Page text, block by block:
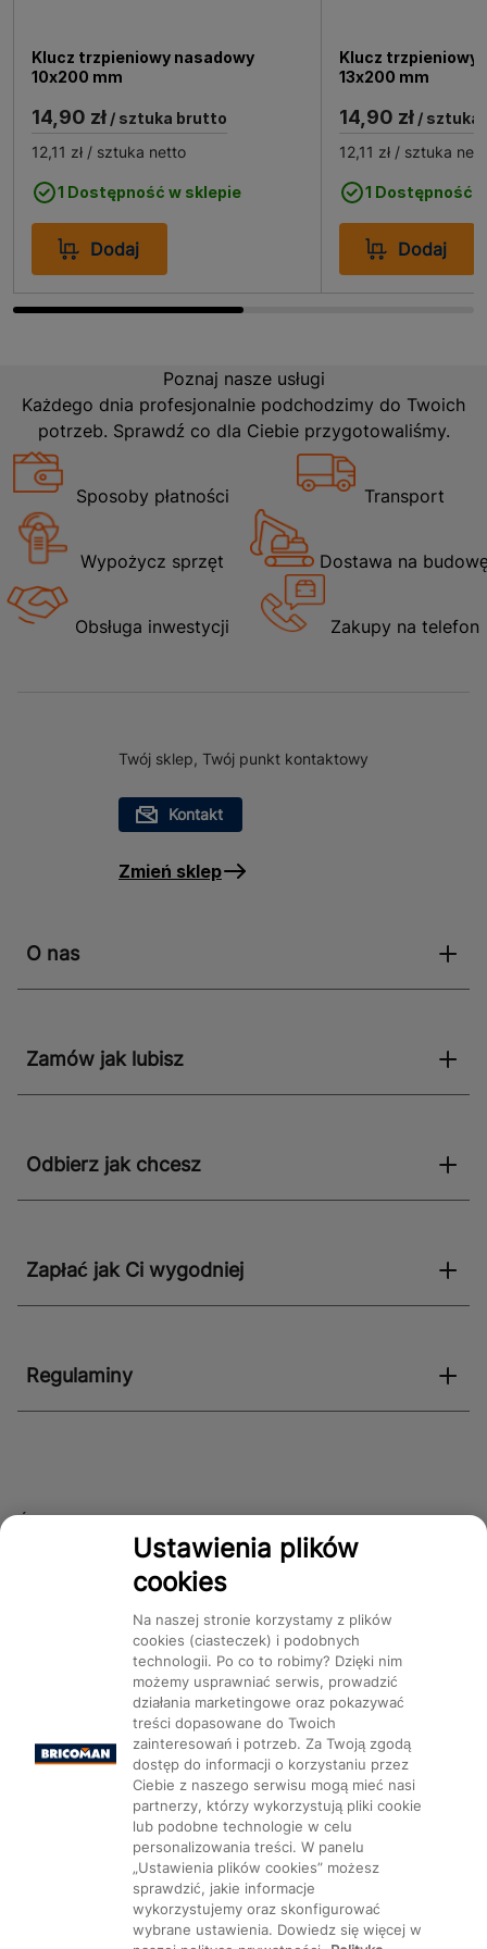
szerokie zastosowanie w wielu dziedzinach. Jest
idealny do prac mechanicznych, takich jak naprawa
samochodów, motocykli czy rowerów. Doskonale
sprawdza się również w pracach montażowych, gdzie
kluczowe. Dzięki swojej wszechstronności klucz ten
jest również chętnie wykorzystywany w domowych
bardziej skomplikowane projekty DIY.
Klucz trzpieniowy nasadowy
10x200 mm
14,90 zł / sztuka brutto
12,11 zł / sztuka netto
1 Dostępność w sklepie
Dodaj
Klucz trzpieniowy
13x200 mm
14,90 zł/ sztuka
12,11 zł/ sztuka
1 Dostępność
Dodaj
Poznaj nasze usługi
Każdego dnia profesjonalnie podchodzimy do Twoich
potrzeb. Sprawdź co dla Ciebie przygotowaliśmy.
Sposoby płatności Transport
Wypożycz sprzęt Dostawa na
Obsługa inwestycji Zakupy na telefon
Twój sklep, Twój punkt kontaktowy
Kontakt
Zmień sklep
O nas
Zamów jak lubisz
Odbierz jak chcesz
Zapłać jak Ci wygodniej
Regulaminy
Śledź nas!
Mapa Strony: Kategorie Produkty Marki CMS
Ustawienia plików cookie
Ustawienia plików
cookies
Na naszej stronie korzystamy z plików
cookies (ciasteczek) i podobnych
technologii. Po co to robimy? Dzięki nim
możemy usprawniać serwis, prowadzić
działania marketingowe oraz pokazywać
treści dopasowane do Twoich
zainteresowań i potrzeb. Za Twoją zgodą
dostęp do informacji o korzystaniu przez
Ciebie z naszego serwisu mogą mieć nasi
partnerzy, którzy wykorzystują pliki cookie
lub podobne technologie w celu
personalizowania treści. W panelu
„Ustawienia plików cookies” możesz
sprawdzić, jakie informacje
wykorzystujemy oraz skonfigurować
wybrane ustawienia. Dowiedz się więcej w